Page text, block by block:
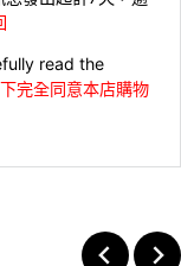
read the
完全同意本店購物